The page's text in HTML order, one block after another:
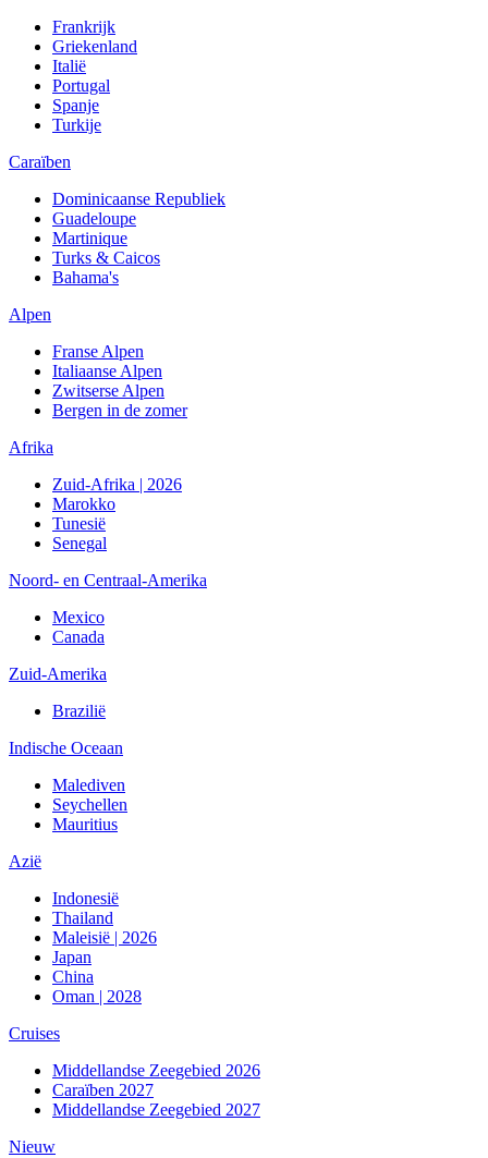
Frankrijk
Griekenland
Italië
Portugal
Spanje
Turkije
Caraïben
Dominicaanse Republiek
Guadeloupe
Martinique
Turks & Caicos
Bahama's
Alpen
Franse Alpen
Italiaanse Alpen
Zwitserse Alpen
Bergen in de zomer
Afrika
Zuid-Afrika | 2026
Marokko
Tunesië
Senegal
Noord- en Centraal-Amerika
Mexico
Canada
Zuid-Amerika
Brazilië
Indische Oceaan
Malediven
Seychellen
Mauritius
Azië
Indonesië
Thailand
Maleisië | 2026
Japan
China
Oman | 2028
Cruises
Middellandse Zeegebied 2026
Caraïben 2027
Middellandse Zeegebied 2027
Nieuw